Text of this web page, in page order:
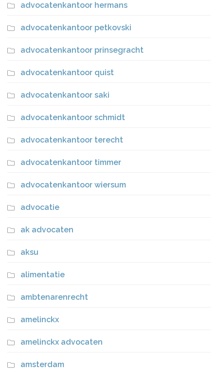
advocatenkantoor hermans
advocatenkantoor petkovski
advocatenkantoor prinsegracht
advocatenkantoor quist
advocatenkantoor saki
advocatenkantoor schmidt
advocatenkantoor terecht
advocatenkantoor timmer
advocatenkantoor wiersum
advocatie
ak advocaten
aksu
alimentatie
ambtenarenrecht
amelinckx
amelinckx advocaten
amsterdam